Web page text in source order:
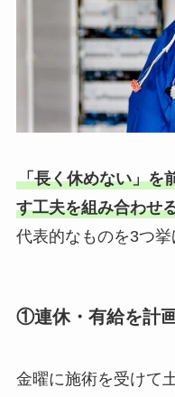
「長く休めない」を
す工夫を組み合わせ
代表的なものを3つ挙
①連休・有給を計
金曜に施術を受けて